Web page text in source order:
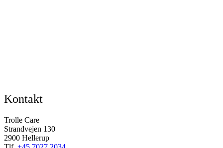
Kontakt
Trolle Care
Strandvejen 130
2900 Hellerup